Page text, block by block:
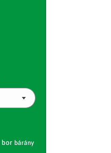
bor bárány